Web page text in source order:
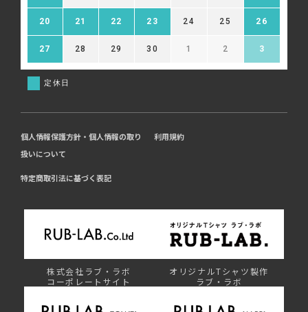
20 21 22 23 24 25 26
27 28 29 30 1 2 3
定休日
個人情報保護方針・個人情報の取り
扱いについて
利用規約
特定商取引法に基づく表記
株式会社ラブ・ラボ
コーポレートサイト
オリジナルTシャツ製作
ラブ・ラボ